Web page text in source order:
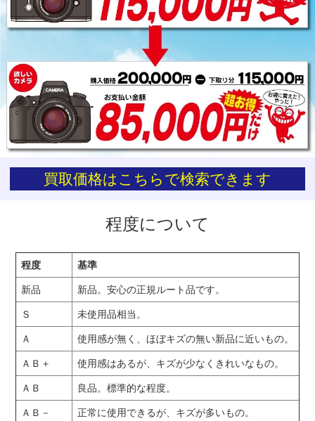
お買い物を続ける カートへ進む
買取価格はこちらで検索できます
程度について
程度
基準
新品
新品。安心の正規ルート品です。
Ｓ
未使用品相当。
Ａ
使用感が無く、ほぼキズの無い新品に近いもの。
ＡＢ＋
使用感はあるが、キズが少なくきれいなもの。
ＡＢ
良品。標準的な程度。
ＡＢ－
正常に使用できるが、キズが多いもの。